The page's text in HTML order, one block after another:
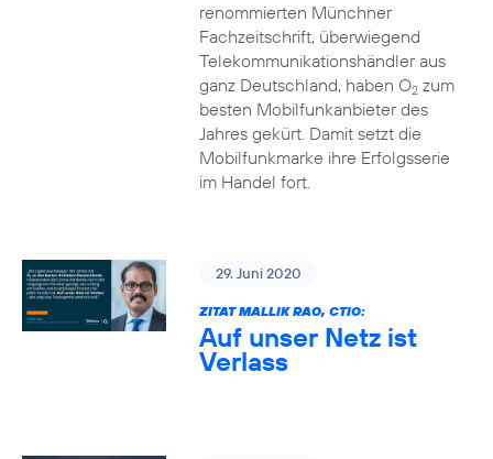
renommierten Münchner
Fachzeitschrift, überwiegend
Telekommunikationshändler aus
ganz Deutschland, haben O2zum
besten Mobilfunkanbieter des
Jahres gekürt. Damit setzt die
Mobilfunkmarke ihre Erfolgsserie
im Handel fort.
29. Juni 2020
ZITAT MALLIK RAO, CTIO:
Auf unser Netz ist
Verlass